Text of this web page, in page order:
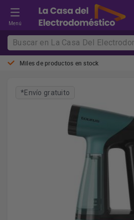
Menú
Miles de productos en stock
*Envío gratuito